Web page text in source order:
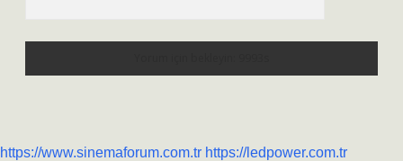
https://www.sinemaforum.com.tr https://ledpower.com.tr